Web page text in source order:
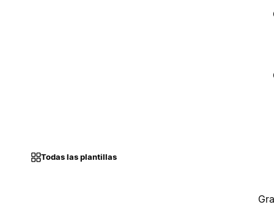
Todas las plantillas